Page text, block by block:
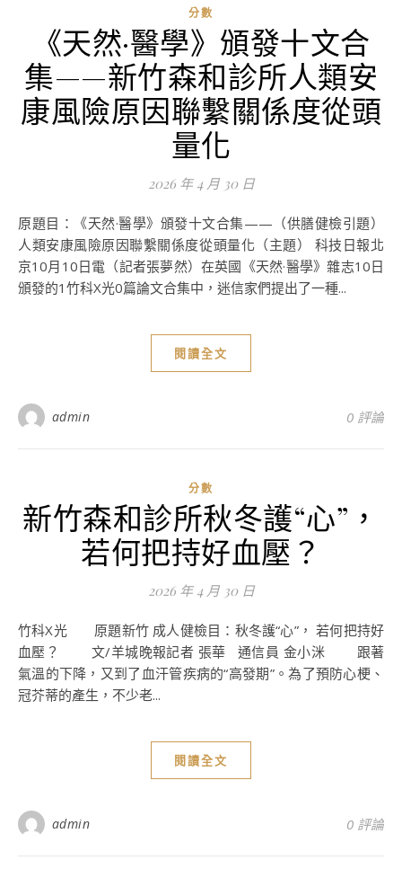
分數
《天然·醫學》頒發十文合
集——新竹森和診所人類安
康風險原因聯繫關係度從頭
量化
2026 年 4 月 30 日
原題目：《天然·醫學》頒發十文合集——（供膳健檢引題）
人類安康風險原因聯繫關係度從頭量化（主題） 科技日報北
京10月10日電（記者張夢然）在英國《天然·醫學》雜志10日
頒發的1竹科X光0篇論文合集中，迷信家們提出了一種...
閱讀全文
admin 0 評論
分數
新竹森和診所秋冬護“心”，
若何把持好血壓？
2026 年 4 月 30 日
竹科X光 原題新竹 成人健檢目：秋冬護“心”， 若何把持好
血壓？ 文/羊城晚報記者 張華 通信員 金小洣 跟著
氣溫的下降，又到了血汗管疾病的“高發期”。為了預防心梗、
冠芥蒂的產生，不少老...
閱讀全文
admin 0 評論